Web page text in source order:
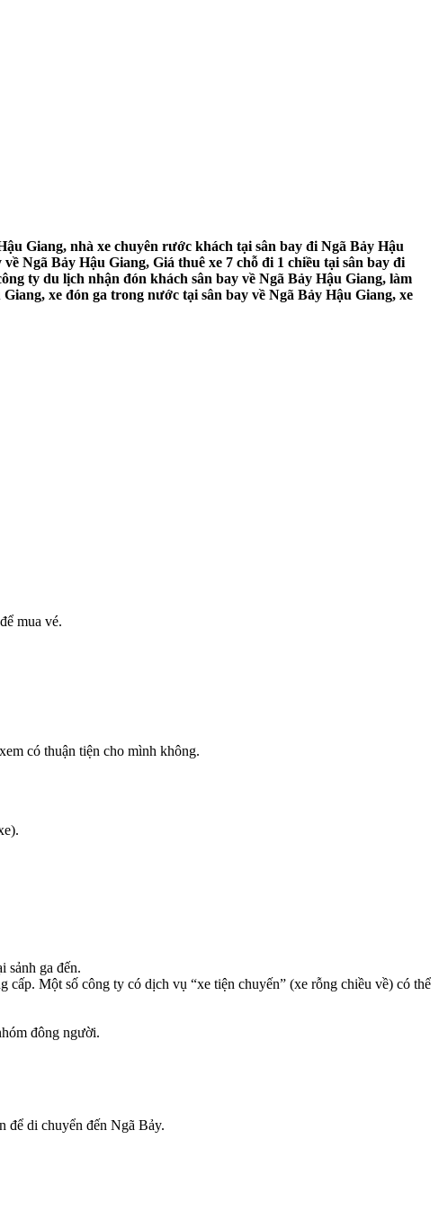
Giang, nhà xe chuyên rước khách tại sân bay đi Ngã Bảy Hậu
Ngã Bảy Hậu Giang, Giá thuê xe 7 chỗ đi 1 chiều tại sân bay đi
ty du lịch nhận đón khách sân bay về Ngã Bảy Hậu Giang, làm
xe đón ga trong nước tại sân bay về Ngã Bảy Hậu Giang, xe
mua vé.
có thuận tiện cho mình không.
sảnh ga đến.
cấp. Một số công ty có dịch vụ “xe tiện chuyến” (xe rỗng chiều về) có thể
đông người.
để di chuyển đến Ngã Bảy.